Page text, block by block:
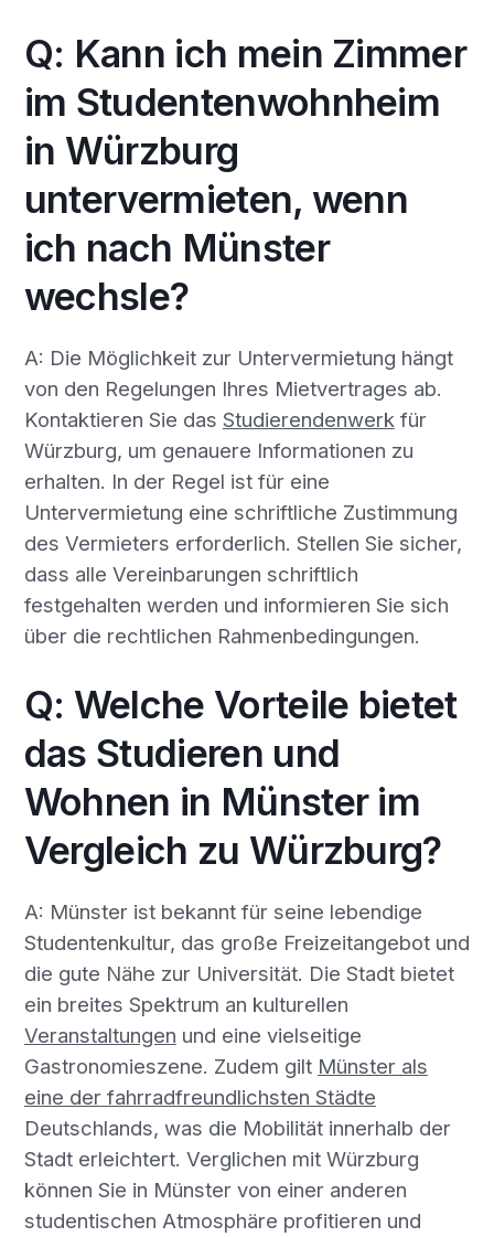
Q: Kann ich mein Zimmer
im Studentenwohnheim
in Würzburg
untervermieten, wenn
ich nach Münster
wechsle?
A: Die Möglichkeit zur Untervermietung hängt
von den Regelungen Ihres Mietvertrages ab.
Kontaktieren Sie das Studierendenwerk für
Würzburg, um genauere Informationen zu
erhalten. In der Regel ist für eine
Untervermietung eine schriftliche Zustimmung
des Vermieters erforderlich. Stellen Sie sicher,
dass alle Vereinbarungen schriftlich
festgehalten werden und informieren Sie sich
über die rechtlichen Rahmenbedingungen.
Q: Welche Vorteile bietet
das Studieren und
Wohnen in Münster im
Vergleich zu Würzburg?
A: Münster ist bekannt für seine lebendige
Studentenkultur, das große Freizeitangebot und
die gute Nähe zur Universität. Die Stadt bietet
ein breites Spektrum an kulturellen
Veranstaltungen und eine vielseitige
Gastronomieszene. Zudem gilt Münster als
eine der fahrradfreundlichsten Städte
Deutschlands, was die Mobilität innerhalb der
Stadt erleichtert. Verglichen mit Würzburg
können Sie in Münster von einer anderen
studentischen Atmosphäre profitieren und